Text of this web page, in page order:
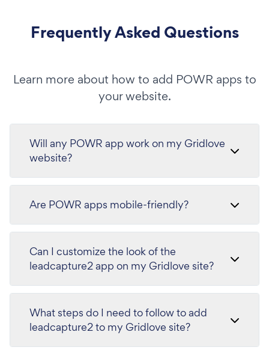
Frequently Asked Questions
Learn more about how to add POWR apps to
your website.
Will any POWR app work on my Gridlove
website?
Are POWR apps mobile-friendly?
Can I customize the look of the
leadcapture2 app on my Gridlove site?
What steps do I need to follow to add
leadcapture2 to my Gridlove site?